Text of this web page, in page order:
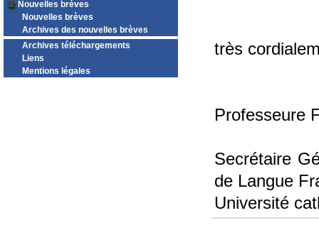
Nouvelles brèves
Nouvelles brèves
Archives des nouvelles brèves
Archives téléchargements
Liens
Mentions légales
très
Professeure
Secrétaire
de Langue
Université